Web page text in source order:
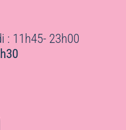
: 11h45- 23h00